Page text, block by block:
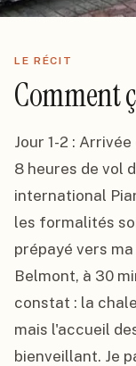
LE RÉCIT
Comment
Jour 1-2 :
8 heures de vol
international
les formalités
prépayé vers
Belmont, à 30
constat : la
mais l'accueil
bienveillant. Je